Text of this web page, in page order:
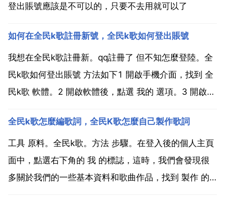
登出賬號應該是不可以的，只要不去用就可以了
如何在全民k歌註冊新號，全民k歌如何登出賬號
我想在全民k歌註冊新。qq註冊了 但不知怎麼登陸。全
民k歌如何登出賬號 方法如下1 開啟手機介面，找到 全
民k歌 軟體。2 開啟軟體後，點選 我的 選項。3 開啟介
選 幫助與反饋 選項5 在幫助與反饋的介面中，點選 賬
戶 註冊 登入 選項6 用手指往...
全民k歌怎麼編歌詞，全民K歌怎麼自己製作歌詞
工具 原料。全民k歌。方法 步驟。在登入後的個人主頁
面中，點選右下角的 我 的標誌，這時，我們會發現很
多關於我們的一些基本資料和歌曲作品，找到 製作 的